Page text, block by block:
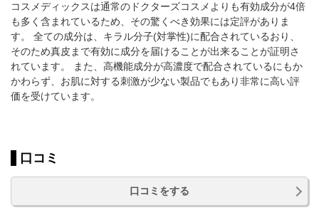
コスメディックスは通常のドクターズコスメよりも有効成分が4倍
も多く含まれているため、その驚くべき効果には定評がありま
す。 全ての成分は、キラル分子(対掌性)に配合されているおり、
そのため真皮まで有効に成分を届けることが出来ることが証明さ
れています。 また、高機能成分が高濃度で配合されているにもか
かわらず、お肌に対する刺激が少ない製品でもあり非常に高い評
価を受けています。
口コミ
口コミをする